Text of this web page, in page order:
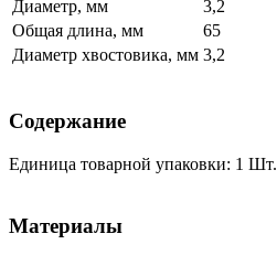
Диаметр, мм
3,2
Общая длина, мм
65
Диаметр хвостовика, мм 3,2
Содержание
Единица товарной упаковки: 1 Шт.
Материалы